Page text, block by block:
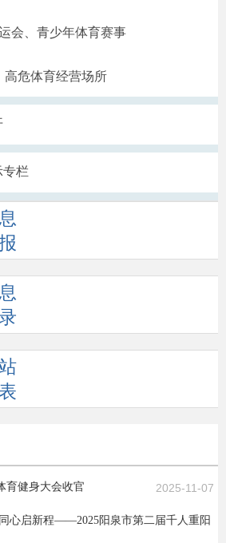
会、青少年体育赛事
高危体育经营场所
专栏
育健身大会收官 2025-11-07
心启新程——2025阳泉市第二届千人重阳